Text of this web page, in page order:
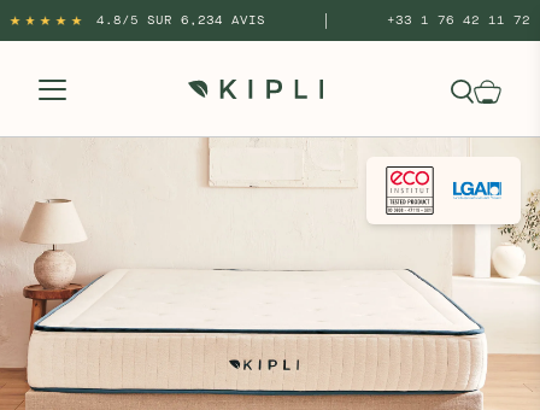
4.8/5 SUR 6,234 AVIS +33 1 76 42 11 72